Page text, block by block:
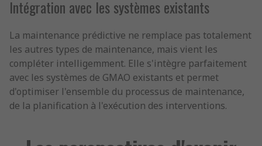
Intégration avec les systèmes existants
La maintenance prédictive ne remplace pas totalement
les autres types de maintenance, mais vient les
compléter intelligemment. Elle s'intègre parfaitement
avec les systèmes de GMAO existants et permet
d'optimiser l'ensemble du processus de maintenance,
de la planification à l'exécution des interventions.